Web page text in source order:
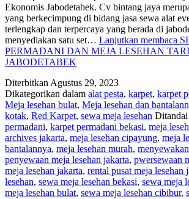
Ekonomis Jabodetabek. Cv bintang jaya
yang berkecimpung di bidang jasa sewa alat
terlengkap dan terpercaya yang berada di
menyediakan satu set… Lanjutkan membaca
PERMADANI DAN MEJA LESEHAN
JABODETABEK
Diterbitkan Agustus 29, 2023
Dikategorikan dalam alat pesta, karpet, karpet
Meja lesehan bulat, Meja lesehan dan
kotak, Red Karpet, sewa meja lesehan Ditandai
permadani, karpet permadani bekasi, meja
archives jakarta, meja lesehan cipayung, meja
bantalannya, meja lesehan murah,
penyewaan meja lesehan jakarta, pwersewaan
meja lesehan jakarta, rental pusat meja lesehan
lesehan, sewa meja lesehan bekasi, sewa meja
meja lesehan bulat, sewa meja lesehan cibibur,